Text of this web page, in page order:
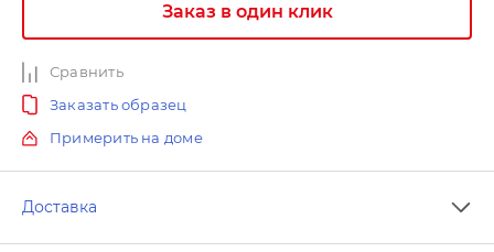
Заказ в один клик
Сравнить
Заказать образец
Примерить на доме
Доставка